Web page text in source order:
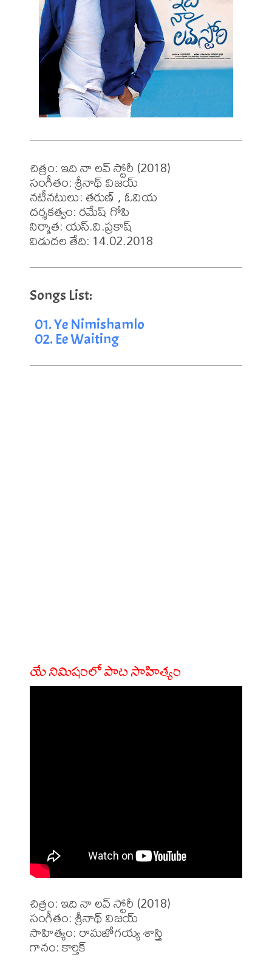
చిత్రం: ఇది నా లవ్ స్టోరీ (2018)
సంగీతం: శ్రీనాథ్ విజయ్
నటీనటులు: తరుణ్ , ఓవియ
దర్శకత్వం: రమేష్ గోపి
నిర్మాత: యస్.వి.ప్రకాష్
విడుదల తేది: 14.02.2018
01. Ye Nimishamlo
02. Ee Waiting
యే నిమిషంలో పాట సాహిత్యం
చిత్రం: ఇది నా లవ్ స్టోరీ (2018)
సంగీతం: శ్రీనాథ్ విజయ్
సాహిత్యం: రామజోగయ్య శాస్త్రి
గానం: కార్తిక్